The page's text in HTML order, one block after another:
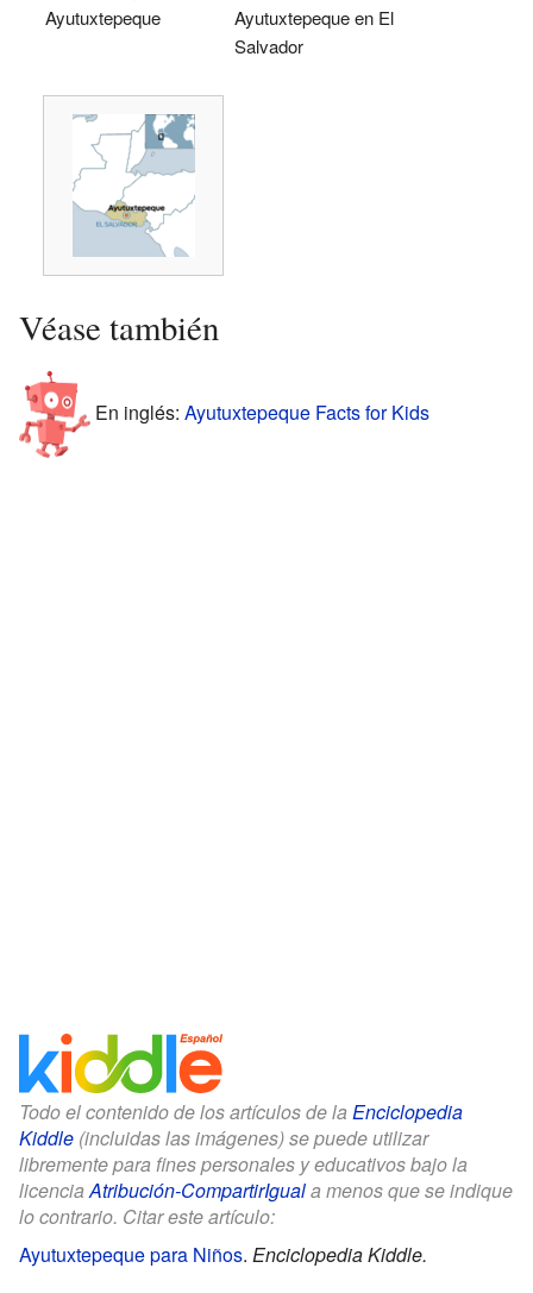
Ayutuxtepeque
Ayutuxtepeque en El
Salvador
Véase también
En inglés: Ayutuxtepeque Facts for Kids
Todo el contenido de los artículos de la Enciclopedia
Kiddle (incluidas las imágenes) se puede utilizar
libremente para fines personales y educativos bajo la
licenciaAtribución-CompartirIguala menos que se indique
lo contrario. Citar este artículo:
Ayutuxtepeque para Niños. Enciclopedia Kiddle.